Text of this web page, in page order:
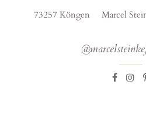
73257 Köngen Marcel